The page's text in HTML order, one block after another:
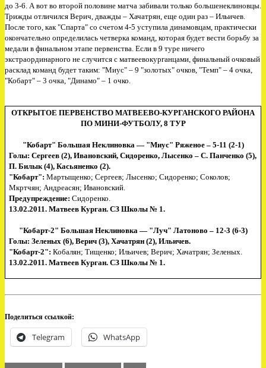
до 3-6. А вот во второй половине матча забивали только большенеклиновцы.
Трижды отличился Верич, дважды – Хачатрян, еще один раз – Ильичев.
После того, как "Спарта" со счетом 4-5 уступила динамовцам, практически
окончательно определилась четверка команд, которая будет вести борьбу за
медали в финальном этапе первенства. Если в 9 туре ничего
экстраординарного не случится с матвеевокурганцами, финальный очковый
расклад команд будет таким: "Миус" – 9 "золотых" очков, "Темп" – 4 очка,
"Кобарт" – 3 очка, "Динамо" – 1 очко.
ОТКРЫТОЕ ПЕРВЕНСТВО МАТВЕЕВО-КУРГАНСКОГО РАЙОНА
ПО МИНИ-ФУТБОЛУ, 8 ТУР
"Кобарт" Большая Неклиновка — "Миус" Ряженое – 5-11 (2-1)
Голы: Сергеев (2), Ивановский, Сидоренко, Лысенко – С. Панченко (5),
П. Билык (4), Касьяненко (2).
"Кобарт": Мартыщенко; Сергеев; Лысенко; Сидоренко; Соколов;
Мкртчян; Андреасян; Ивановский.
Предупреждение: Сидоренко.
13.02.2011. Матвеев Курган. СЗ Школы № 1.
"Кобарт-2" Большая Неклиновка — "Луч" Латоново – 12-3 (6-3)
Голы: Зеленых (6), Верич (3), Хачатрян (2), Ильичев.
"Кобарт-2": Кобалян; Тищенко; Ильичев; Верич; Хачатрян; Зеленых.
13.02.2011. Матвеев Курган. СЗ Школы № 1.
Поделиться ссылкой:
Telegram WhatsApp